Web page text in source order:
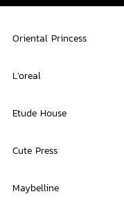
Oriental Princess
L'oreal
Etude House
Cute Press
Maybelline